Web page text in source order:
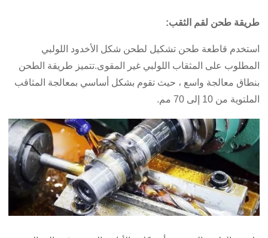
طريقة طحن لقم الثقب:
استخدم قاطعة طحن تشكيل لطحن شكل الأخدود اللولبي
المطلوب على المثقاب اللولبي غير المقوى.تتميز طريقة الطحن
بنطاق معالجة واسع ، حيث تقوم بشكل أساسي بمعالجة المثاقب
الملتوية من 10 إلى 70 مم.